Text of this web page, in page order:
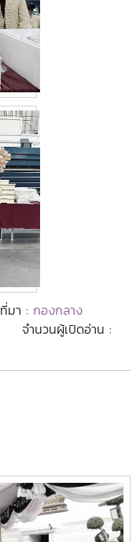
ที่มา : กองกลาง
จำนวนผู้เปิดอ่าน :